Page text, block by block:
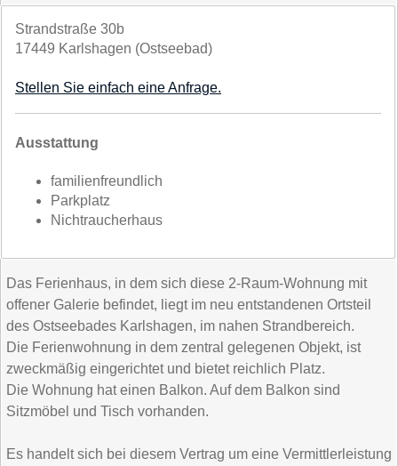
Strandstraße 30b
17449 Karlshagen (Ostseebad)
Stellen Sie einfach eine Anfrage.
Ausstattung
familienfreundlich
Parkplatz
Nichtraucherhaus
Das Ferienhaus, in dem sich diese 2-Raum-Wohnung mit
offener Galerie befindet, liegt im neu entstandenen Ortsteil
des Ostseebades Karlshagen, im nahen Strandbereich.
Die Ferienwohnung in dem zentral gelegenen Objekt, ist
zweckmäßig eingerichtet und bietet reichlich Platz.
Die Wohnung hat einen Balkon. Auf dem Balkon sind
Sitzmöbel und Tisch vorhanden.
Es handelt sich bei diesem Vertrag um eine Vermittlerleistung